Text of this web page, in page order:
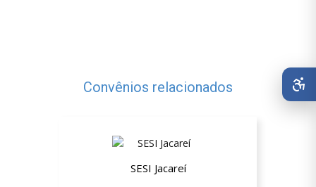
Convênios relacionados
SESI Jacareí